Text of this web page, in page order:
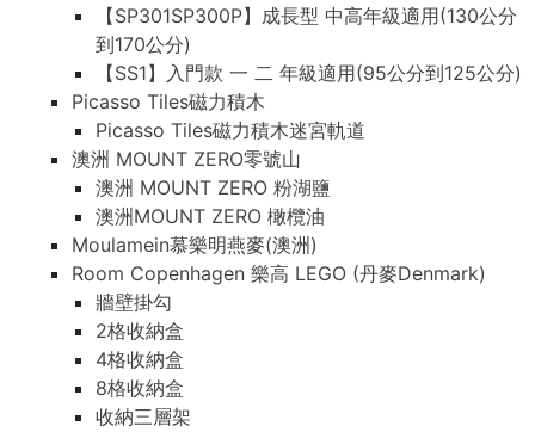
【SP301SP300P】成長型 中高年級適用(130公分
到170公分)
【SS1】入門款 一 二 年級適用(95公分到125公分)
Picasso Tiles磁力積木
Picasso Tiles磁力積木迷宮軌道
澳洲 MOUNT ZERO零號山
澳洲 MOUNT ZERO 粉湖鹽
澳洲MOUNT ZERO 橄欖油
Moulamein慕樂明燕麥(澳洲)
Room Copenhagen 樂高 LEGO (丹麥Denmark)
牆壁掛勾
2格收納盒
4格收納盒
8格收納盒
收納三層架